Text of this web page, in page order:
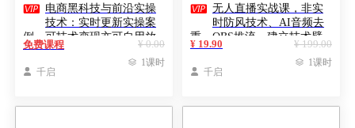
 电商黑科技与前沿实操
技术：实时更新实操案
例，可技术变现亦可自用放
大（2026更新）
¥ 0.00
免费课程
 千启
 1课时
 无人直播实战课，非实
时防风技术、AI音频去
重、OBS推流，建立技术壁
垒，月入5w+（更新2026）
¥ 199.00
¥ 19.90
 千启
 1课时